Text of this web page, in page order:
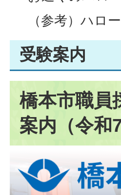
（参考）ハロ
受験案内
橋本市職
案内（令和